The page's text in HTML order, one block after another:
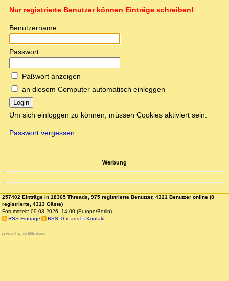
Nur registrierte Benutzer können Einträge schreiben!
Benutzername:
Passwort:
Paßwort anzeigen
an diesem Computer automatisch einloggen
Login
Um sich einloggen zu können, müssen Cookies aktiviert sein.
Passwort vergessen
Werbung
257402 Einträge in 18365 Threads, 975 registrierte Benutzer, 4321 Benutzer online (8
registrierte, 4313 Gäste)
Forumszeit: 09.08.2026, 14:00 (Europe/Berlin)
RSS Einträge
RSS Threads Kontakt
powered by my little forum